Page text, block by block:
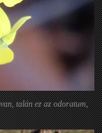
talán ez az odoratum,